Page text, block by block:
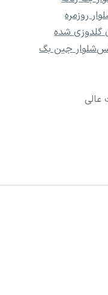
روزمره
گلدوزی شده
شلوار جین بگ
عالی